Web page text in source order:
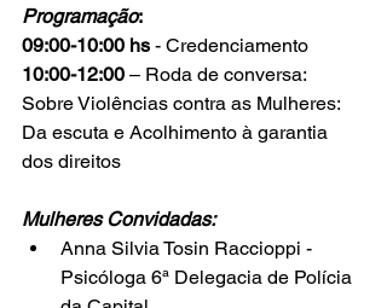
Programação:
09:00-10:00 hs - Credenciamento
10:00-12:00 – Roda de conversa:
Sobre Violências contra as Mulheres:
Da escuta e Acolhimento à garantia
dos direitos
Mulheres Convidadas:
Anna Silvia Tosin Raccioppi -
Psicóloga 6ª Delegacia de Polícia